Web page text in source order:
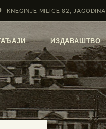
KNEGINJE MILICE 82, JAGODINA
ИЗДАВАШТВО